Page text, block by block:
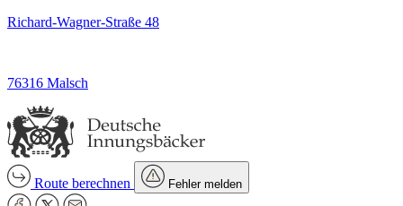
Richard-Wagner-Straße 48
76316 Malsch
Route berechnen Fehler melden